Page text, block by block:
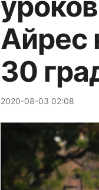
Айрес
30
2020-08-03 02:08